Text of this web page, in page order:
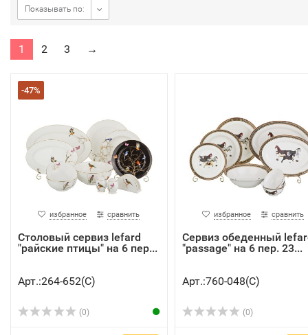
Показывать по:
1 2 3 →
-47%
избранное сравнить
Столовый сервиз lefard
"райские птицы" на 6 пер...
Арт.:264-652(C)
(0)
избранное сравнить
Сервиз обеденный
"passage" на 6 пер. 23...
Арт.:760-048(C)
(0)